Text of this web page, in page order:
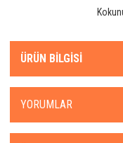
ÜRÜN BILGISI
YORUMLAR